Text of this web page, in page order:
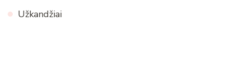
Užkandžiai